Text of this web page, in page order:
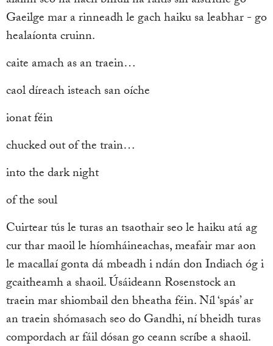
Gaeilge mar a rinneadh le gach haiku sa leabhar - go
healaíonta cruinn.
caite amach as an traein…
caol díreach isteach san oíche
ionat féin
chucked out of the train…
into the dark night
of the soul
Cuirtear tús le turas an tsaothair seo le haiku atá ag
cur thar maoil le híomháineachas, meafair mar aon
le macallaí gonta dá mbeadh i ndán don Indiach óg i
gcaitheamh a shaoil. Úsáideann Rosenstock an
traein mar shiombail den bheatha féin. Níl ‘spás’ ar
an traein shómasach seo do Gandhi, ní bheidh turas
compordach ar fáil dósan go ceann scríbe a shaoil.